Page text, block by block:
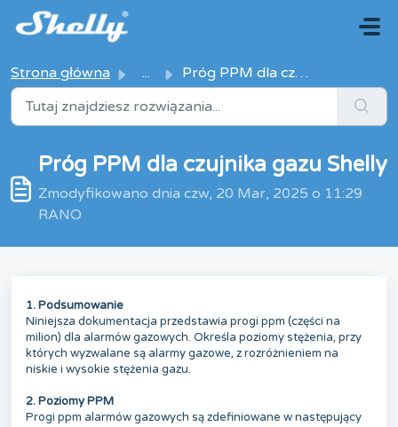
Przejdź do głównej treści
Strona główna ... Próg PPM dla czujnika gazu Shelly
Próg PPM dla czujnika gazu Shelly
Zmodyfikowano dnia czw, 20 Mar, 2025 o 11:29
RANO
1.Podsumowanie
Niniejsza dokumentacja przedstawia progi ppm (części na
milion) dla alarmów gazowych. Określa poziomy stężenia, przy
których wyzwalane są alarmy gazowe, z rozróżnieniem na
niskie i wysokie stężenia gazu.
2.Poziomy PPM
Progi ppm alarmów gazowych są zdefiniowane w następujący